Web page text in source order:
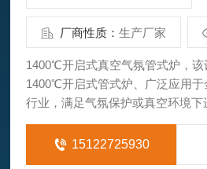
厂商性质：生产厂家
1400℃开启式真空气氛管式炉，该
1400℃开启式管式炉、广泛应用
行业，满足气氛保护或真空环境
需求。
15122725930